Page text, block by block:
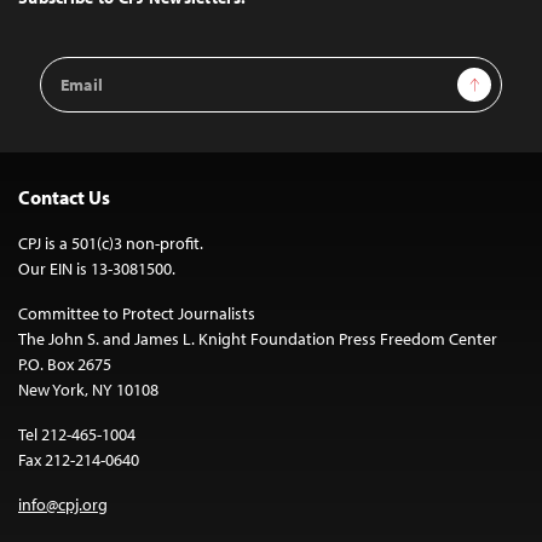
Email
Address
Sign Up
Contact Us
CPJ is a 501(c)3 non-profit.
Our EIN is 13-3081500.
Committee to Protect Journalists
The John S. and James L. Knight Foundation Press Freedom Center
P.O. Box 2675
New York, NY 10108
Tel 212-465-1004
Fax 212-214-0640
info@cpj.org